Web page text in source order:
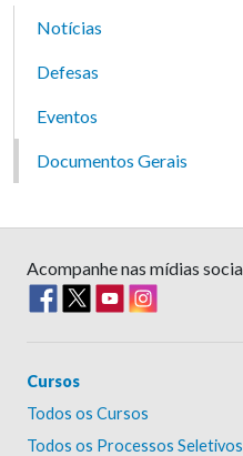
Notícias
Defesas
Eventos
Documentos Gerais
Acompanhe nas mídias
Cursos
Todos os Cursos
Todos os Processos Seletivos